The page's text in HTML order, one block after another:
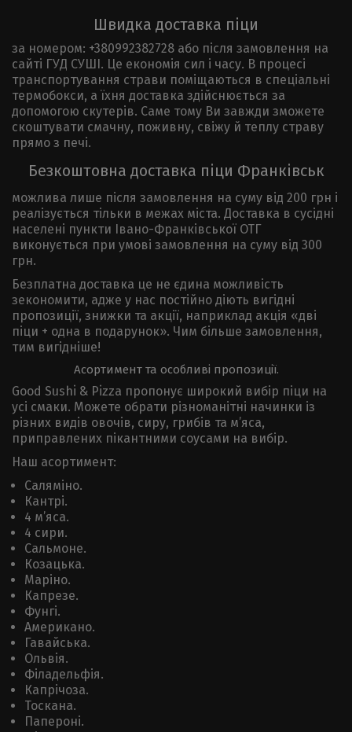
Швидка доставка піци
за номером: +380992382728 або після замовлення на
сайті ГУД СУШІ. Це економія сил і часу. В процесі
транспортування страви поміщаються в спеціальні
термобокси, а їхня доставка здійснюється за
допомогою скутерів. Саме тому Ви завжди зможете
скоштувати смачну, поживну, свіжу й теплу страву
прямо з печі.
Безкоштовна доставка піци Франківськ
можлива лише після замовлення на суму від 200 грн і
реалізується тільки в межах міста. Доставка в сусідні
населені пункти Івано-Франківської ОТГ
виконується при умові замовлення на суму від 300
грн.
Безплатна доставка це не єдина можливість
зекономити, адже у нас постійно діють вигідні
пропозиції, знижки та акції, наприклад акція «дві
піци + одна в подарунок». Чим більше замовлення,
тим вигідніше!
Асортимент та особливі пропозиції.
Good Sushi & Pizza пропонує широкий вибір піци на
усі смаки. Можете обрати різноманітні начинки із
різних видів овочів, сиру, грибів та м’яса,
приправлених пікантними соусами на вибір.
Наш асортимент:
Саляміно.
Кантрі.
4 м’яса.
4 сири.
Сальмоне.
Козацька.
Маріно.
Капрезе.
Фунгі.
Американо.
Гавайська.
Ольвія.
Філадельфія.
Капрічоза.
Тоскана.
Папероні.